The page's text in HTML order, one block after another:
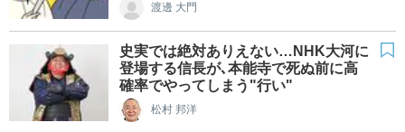
渡邊 大門
史実では絶対ありえない…NHK大河に
登場する信長が､本能寺で死ぬ前に高
確率でやってしまう"行い"
松村 邦洋